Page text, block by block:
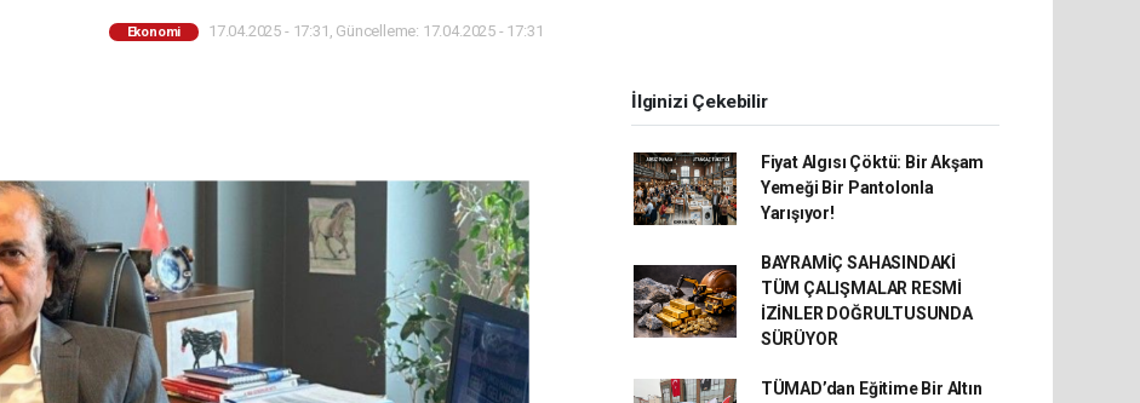
Ekonomi 17.04.2025 - 17:31, Güncelleme: 17.04.2025 - 17:31
İlginizi Çekebilir
Fiyat Algısı Çöktü: Bir Akşam
Yemeği Bir Pantolonla
Yarışıyor!
BAYRAMİÇ SAHASINDAKİ
TÜM ÇALIŞMALAR RESMİ
İZİNLER DOĞRULTUSUNDA
SÜRÜYOR
TÜMAD’dan Eğitime Bir Altın